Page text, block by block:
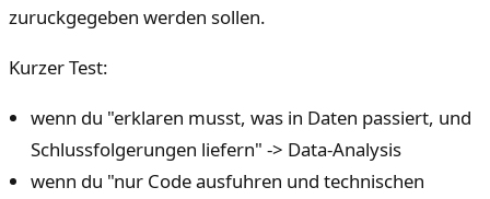
zuruckgegeben werden sollen.
Kurzer Test:
wenn du "erklaren musst, was in Daten passiert, und
Schlussfolgerungen liefern" -> Data-Analysis
wenn du "nur Code ausfuhren und technischen